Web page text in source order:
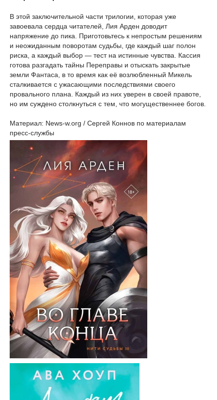
В этой заключительной части трилогии, которая уже
завоевала сердца читателей, Лия Арден доводит
напряжение до пика. Приготовьтесь к непростым решениям
и неожиданным поворотам судьбы, где каждый шаг полон
риска, а каждый выбор — тест на истинные чувства. Кассия
готова разгадать тайны Переправы и отыскать закрытые
земли Фантаса, в то время как её возлюбленный Микель
сталкивается с ужасающими последствиями своего
провального плана. Каждый из них уверен в своей правоте,
но им суждено столкнуться с тем, что могущественнее богов.
Материал: News-w.org / Сергей Коннов по материалам
пресс-службы